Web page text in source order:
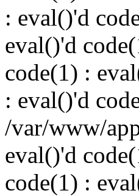
: eval()'d
eval()'d
code(1) :
: eval()'d
/var/www/
eval()'d
code(1) :